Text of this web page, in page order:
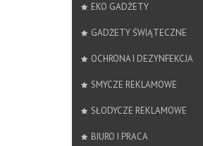
EKO GADŻETY
GADŻETY ŚWIĄTECZNE
OCHRONA I DEZYNFEKCJA
SMYCZE REKLAMOWE
SŁODYCZE REKLAMOWE
BIURO I PRACA